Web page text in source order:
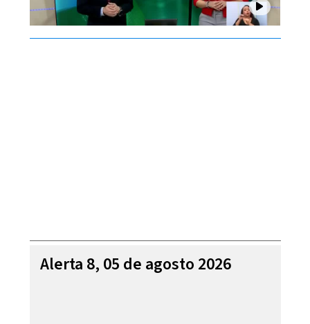
Alerta 8, 05 de agosto 2026